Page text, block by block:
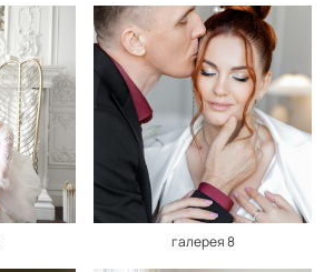
галерея 8